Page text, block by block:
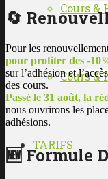
Cours &
Cours &
TARIFS
🔄
Pour les
pour profiter des -
sur l’adhésion et
des cours.
Passé le 31 août, la
nous ouvrirons les
adhésions.
🆕 Formule